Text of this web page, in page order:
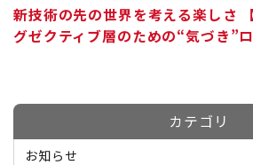
新技術の先の世界を考える楽しさ
グゼクティブ層のための“気づき”ロ
カテゴリ
お知らせ